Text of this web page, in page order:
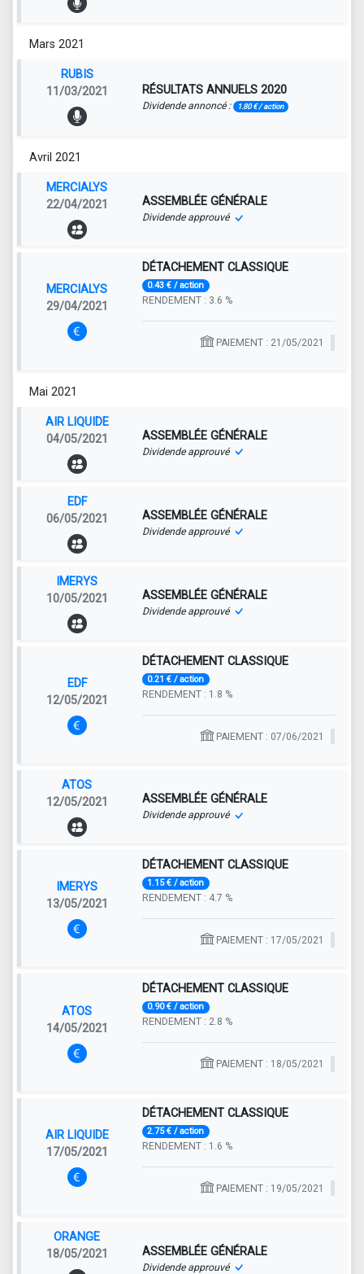
Mars 2021
RUBIS
11/03/2021
RÉSULTATS ANNUELS 2020
Dividende annoncé : 1.80 € / action
Avril 2021
MERCIALYS
22/04/2021
ASSEMBLÉE GÉNÉRALE
Dividende approuvé
MERCIALYS
29/04/2021
DÉTACHEMENT CLASSIQUE
0.43 € / action
RENDEMENT : 3.6 %
PAIEMENT : 21/05/2021
Mai 2021
AIR LIQUIDE
04/05/2021
ASSEMBLÉE GÉNÉRALE
Dividende approuvé
EDF
06/05/2021
ASSEMBLÉE GÉNÉRALE
Dividende approuvé
IMERYS
10/05/2021
ASSEMBLÉE GÉNÉRALE
Dividende approuvé
EDF
12/05/2021
DÉTACHEMENT CLASSIQUE
0.21 € / action
RENDEMENT : 1.8 %
PAIEMENT : 07/06/2021
ATOS
12/05/2021
ASSEMBLÉE GÉNÉRALE
Dividende approuvé
IMERYS
13/05/2021
DÉTACHEMENT CLASSIQUE
1.15 € / action
RENDEMENT : 4.7 %
PAIEMENT : 17/05/2021
ATOS
14/05/2021
DÉTACHEMENT CLASSIQUE
0.90 € / action
RENDEMENT : 2.8 %
PAIEMENT : 18/05/2021
AIR LIQUIDE
17/05/2021
DÉTACHEMENT CLASSIQUE
2.75 € / action
RENDEMENT : 1.6 %
PAIEMENT : 19/05/2021
ORANGE
18/05/2021
ASSEMBLÉE GÉNÉRALE
Dividende approuvé